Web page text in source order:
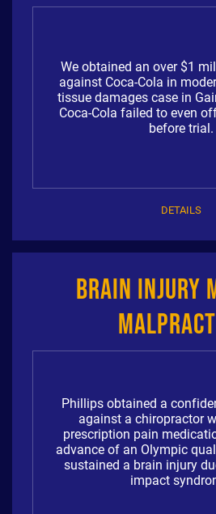
We obtained an over $1
against Coca-Cola in
tissue damages case in
Coca-Cola failed to even
before trial.
DETAILS
Brain Injury
Phillips obtained a
against a chiropractor
prescription pain
advance of an Olympic
sustained a brain injury
impact